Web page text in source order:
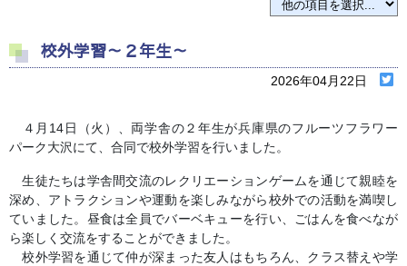
校外学習～２年生～
2026年04月22日
４月14日（火）、両学舎の２年生が兵庫県のフルーツフラワー
パーク大沢にて、合同で校外学習を行いました。
生徒たちは学舎間交流のレクリエーションゲームを通じて親睦を
深め、アトラクションや運動を楽しみながら校外での活動を満喫し
ていました。昼食は全員でバーベキューを行い、ごはんを食べなが
ら楽しく交流をすることができました。
校外学習を通じて仲が深まった友人はもちろん、クラス替えや学